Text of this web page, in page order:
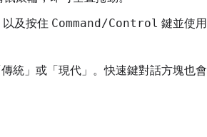
及按住 Command/Control 鍵並使用
統」 或「現代」 。快速鍵對話方塊也會